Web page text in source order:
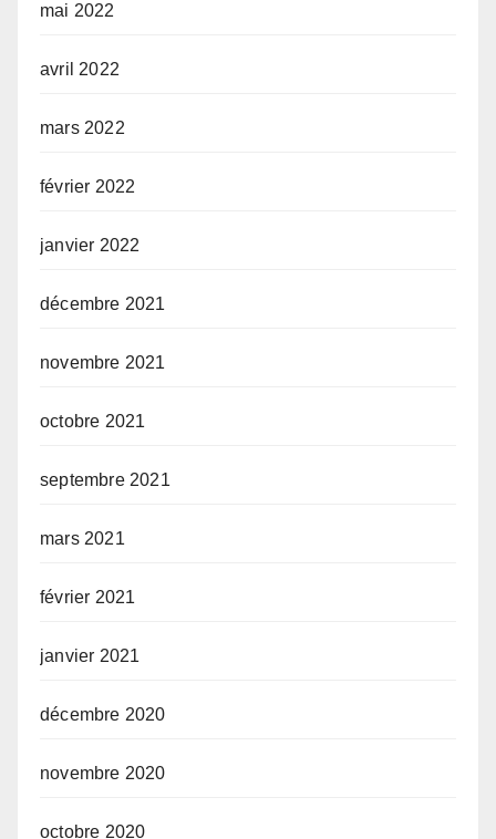
mai 2022
avril 2022
mars 2022
février 2022
janvier 2022
décembre 2021
novembre 2021
octobre 2021
septembre 2021
mars 2021
février 2021
janvier 2021
décembre 2020
novembre 2020
octobre 2020